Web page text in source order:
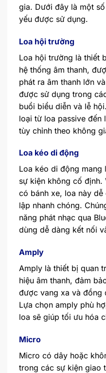
gia. Dưới đây là một
yếu được sử dụng.
Loa hội trường
Loa hội trường là thiết
hệ thống âm thanh,
phát ra âm thanh lớn
được sử dụng trong
buổi biểu diễn và lễ
loại từ loa passive đến
tùy chỉnh theo không
Loa kéo di động
Loa kéo di động mang
sự kiện không cố định.
có bánh xe, loa này
lập nhanh chóng.
năng phát nhạc qua
dùng dễ dàng kết nối
Amply
Amply là thiết bị quan
hiệu âm thanh, đảm
được vang xa và đồng
Lựa chọn amply phù
loa sẽ giúp tối ưu hóa
Micro
Micro có dây hoặc
trong các sự kiện giao